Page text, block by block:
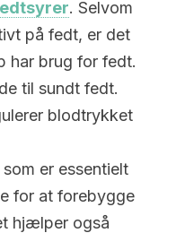
. Selvom
på fedt, er det
har brug for fedt.
til sundt fedt.
blodtrykket
som er essentielt
for at forebygge
hjælper også